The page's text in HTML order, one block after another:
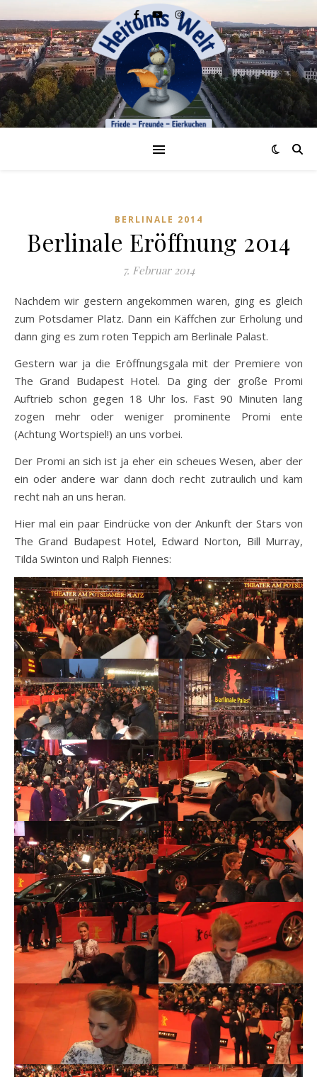
BERLINALE 2014
Berlinale Eröffnung 2014
7. Februar 2014
Nachdem wir gestern angekommen waren, ging es gleich
zum Potsdamer Platz. Dann ein Käffchen zur Erholung und
dann ging es zum roten Teppich am Berlinale Palast.
Gestern war ja die Eröffnungsgala mit der Premiere von
The Grand Budapest Hotel. Da ging der große Promi
Auftrieb schon gegen 18 Uhr los. Fast 90 Minuten lang
zogen mehr oder weniger prominente Promi ente
(Achtung Wortspiel!) an uns vorbei.
Der Promi an sich ist ja eher ein scheues Wesen, aber der
ein oder andere war dann doch recht zutraulich und kam
recht nah an uns heran.
Hier mal ein paar Eindrücke von der Ankunft der Stars von
The Grand Budapest Hotel, Edward Norton, Bill Murray,
Tilda Swinton und Ralph Fiennes: